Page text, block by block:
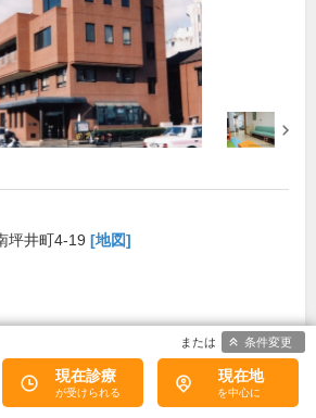
坪井町4-19 [地図]
食道科 アレルギー科
日
現在診療 現在地
条件変更